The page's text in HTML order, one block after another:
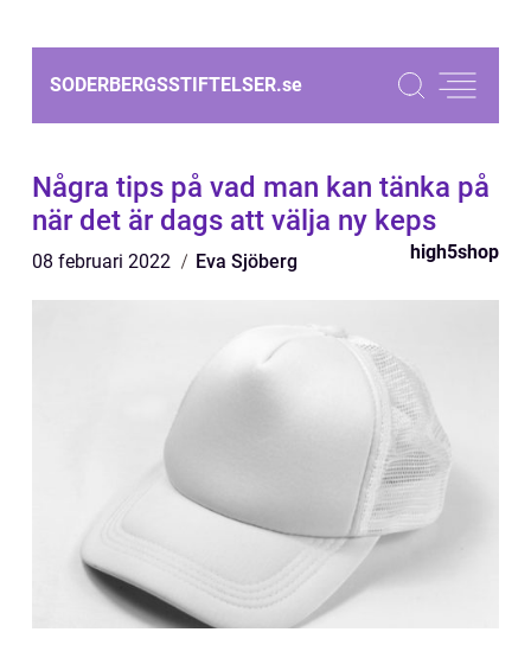
SODERBERGSSTIFTELSER.se
Några tips på vad man kan tänka på
när det är dags att välja ny keps
08 februari 2022 Eva Sjöberg high5shop